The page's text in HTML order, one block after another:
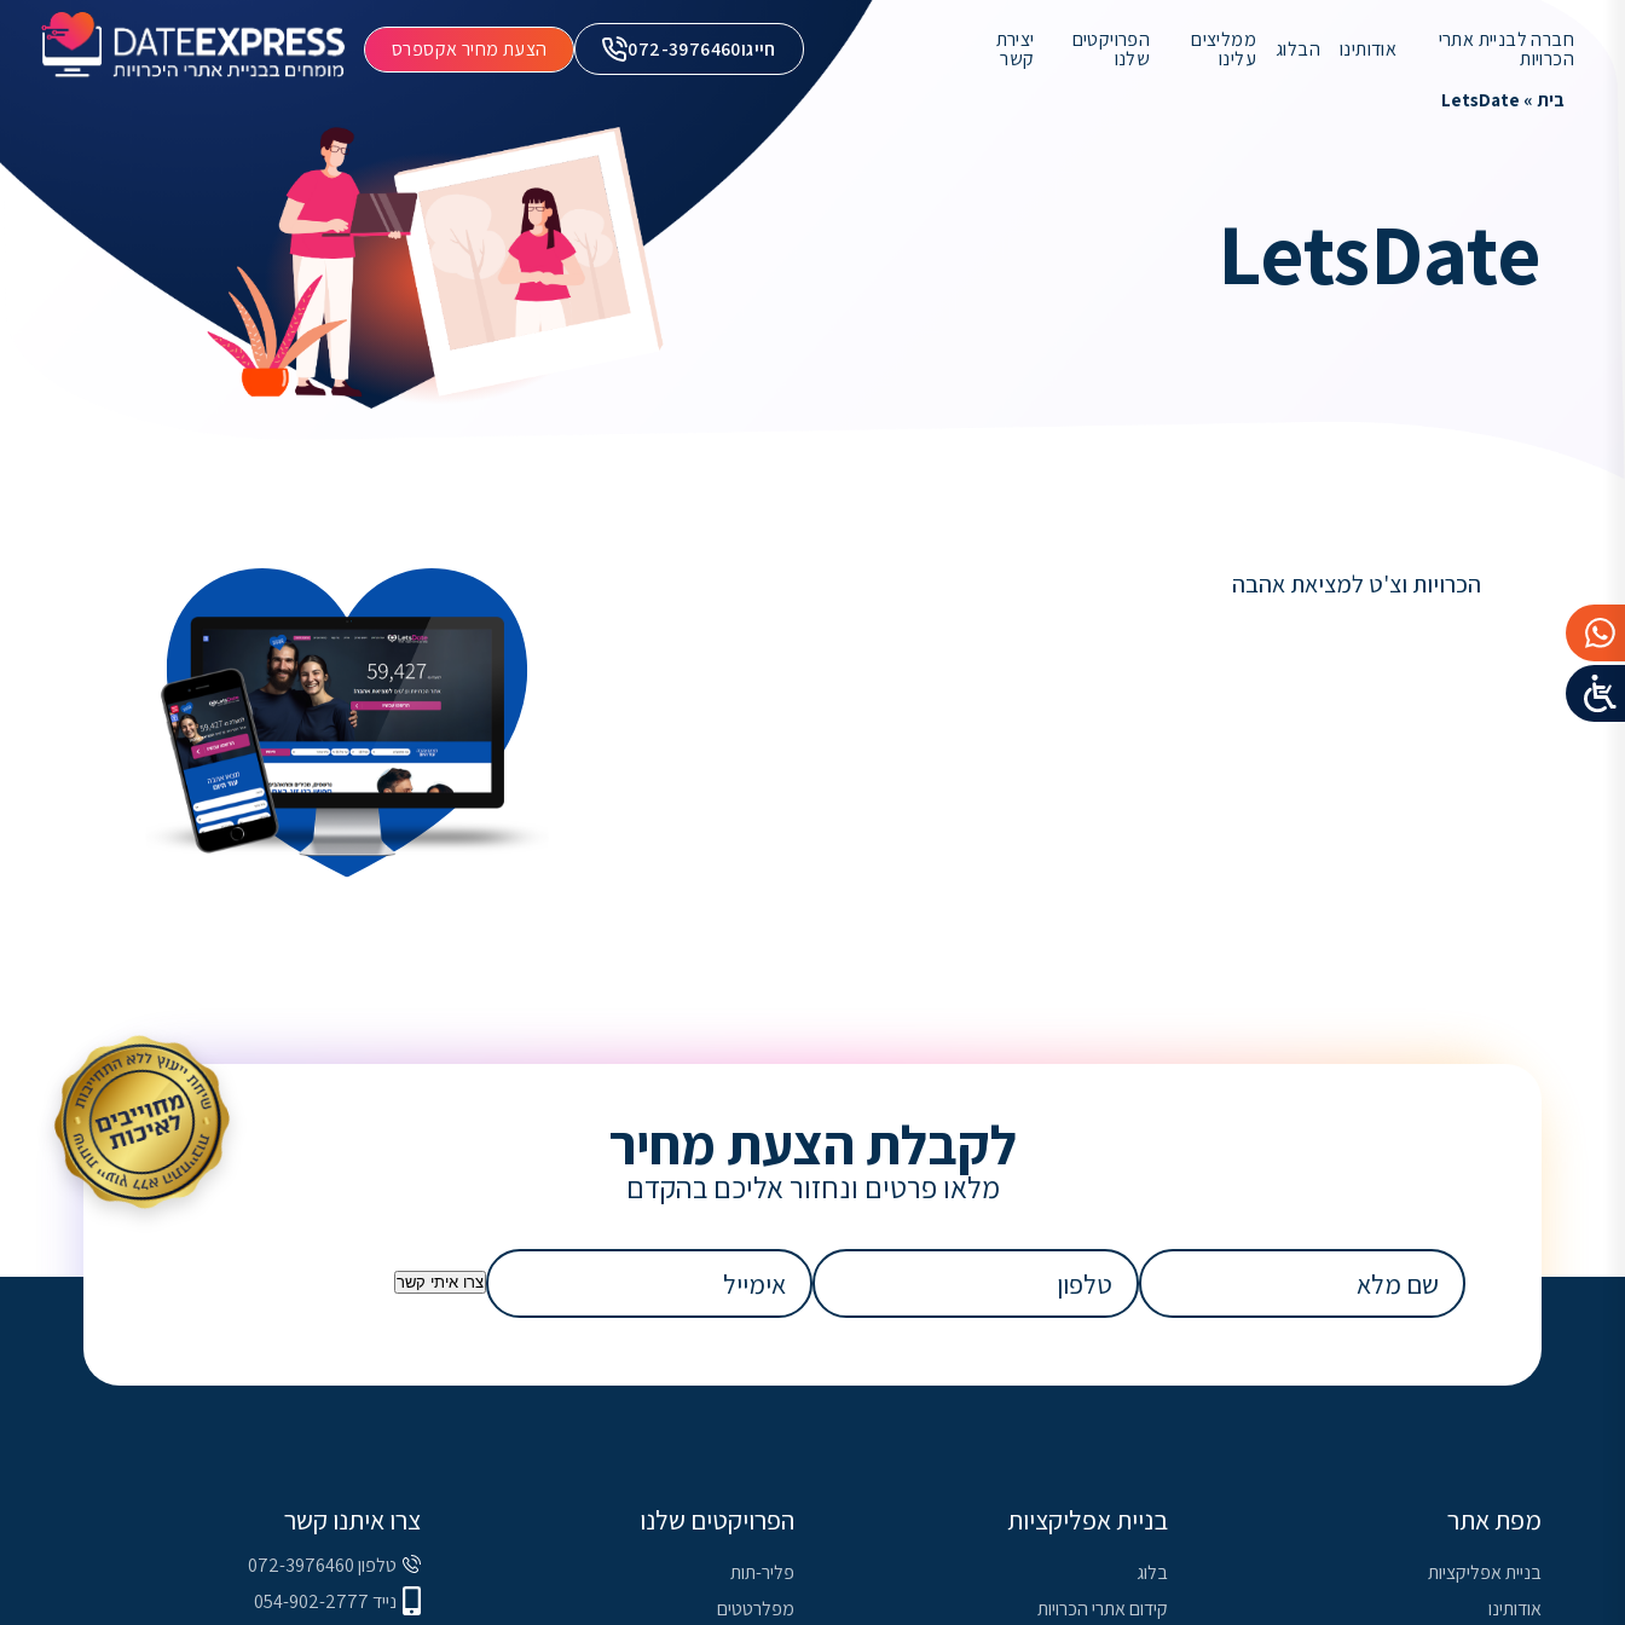
חברה לבניית אתרי
הכרויות אודותינו הבלוג ממליצים
עלינו
הפרויקטים
שלנו
יצירת
קשר חייגו072-3976460 הצעת מחיר אקספרס
בית »
LetsDate
LetsDate
הכרויות וצ'ט למציאת אהבה
לקבלת הצעת מחיר
מלאו פרטים ונחזור אליכם בהקדם
שם
מלא (חובה)
טלפון (חובה) אימייל (חובה)
צרו איתי קשר
מפת אתר
בניית אפליקציות
אודותינו
בניית אפליקציות
בלוג
קידום אתרי הכרויות
הפרויקטים שלנו
פליר-תות
מפלרטטים
צרו איתנו קשר
טלפון 072-3976460
נייד 054-902-2777